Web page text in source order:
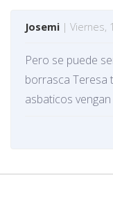
Josemi | Viernes,
Pero se puede
borrasca Teresa
asbaticos